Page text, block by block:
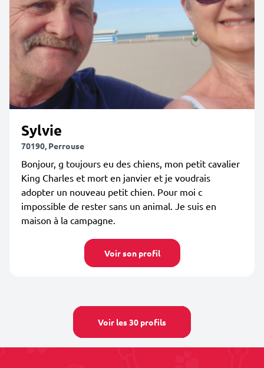
Sylvie
70190, Perrouse
Bonjour, g toujours eu des chiens, mon petit cavalier
King Charles et mort en janvier et je voudrais
adopter un nouveau petit chien. Pour moi c
impossible de rester sans un animal. Je suis en
maison à la campagne.
Voir son profil
Voir les 30 profils